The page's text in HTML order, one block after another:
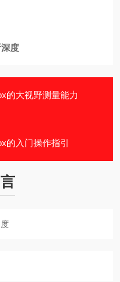
度
的大视野测量能力
的入门操作指引